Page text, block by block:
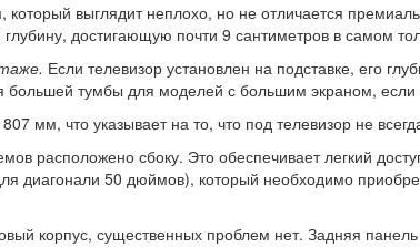
выглядит неплохо, но не отличается
достигающую почти 9 сантиметров в самом
Если телевизор установлен на подставке, его
большей тумбы для моделей с большим экраном,
мм, что указывает на то, что под телевизор не
расположено сбоку. Это обеспечивает легкий
диагонали 50 дюймов), который необходимо
корпус, существенных проблем нет. Задняя панель